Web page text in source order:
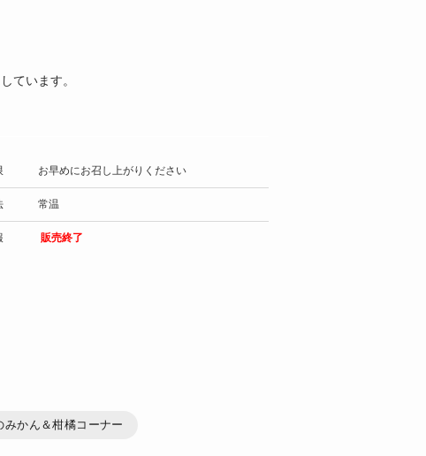
ています。
お早めにお召し上がりください
常温
販売終了
みかん＆柑橘コーナー